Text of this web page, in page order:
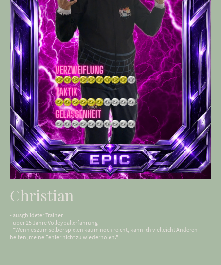
Christian
- ausgbildeter Trainer
- über 25 Jahre Volleyballerfahrung
- "Wenn es zum selber spielen kaum noch reicht, kann ich vielleicht Anderen
helfen, meine Fehler nicht zu wiederholen."